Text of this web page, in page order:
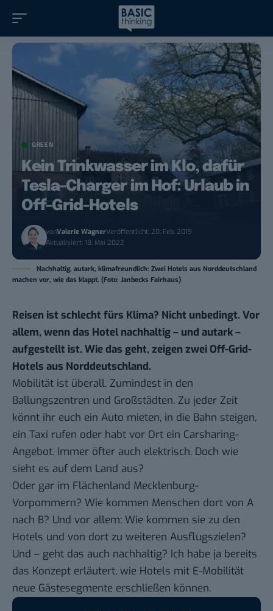
GREEN
Kein Trinkwasser im Klo, dafür
Tesla-Charger im Hof: Urlaub in
Off-Grid-Hotels
vonValerie WagnerVeröffentlicht: 20. Feb. 2019
Aktualisiert: 18. Mai 2022
Nachhaltig, autark, klimafreundlich: Zwei Hotels aus Norddeutschland
machen vor, wie das klappt. (Foto: Janbecks Fairhaus)
Reisen ist schlecht fürs Klima? Nicht unbedingt. Vor
allem, wenn das Hotel nachhaltig – und autark –
aufgestellt ist. Wie das geht, zeigen zwei Off-Grid-
Hotels aus Norddeutschland.
Mobilität ist überall. Zumindest in den
Ballungszentren und Großstädten. Zu jeder Zeit
könnt ihr euch ein Auto mieten, in die Bahn steigen,
ein Taxi rufen oder habt vor Ort ein Carsharing-
Angebot. Immer öfter auch elektrisch. Doch wie
sieht es auf dem Land aus?
Oder gar im Flächenland Mecklenburg-
Vorpommern? Wie kommen Menschen dort von A
nach B? Und vor allem: Wie kommen sie zu den
Hotels und von dort zu weiteren Ausflugszielen?
Und – geht das auch nachhaltig? Ich habe ja bereits
das Konzept erläutert, wie Hotels mit E-Mobilität
neue Gästesegmente erschließen können.